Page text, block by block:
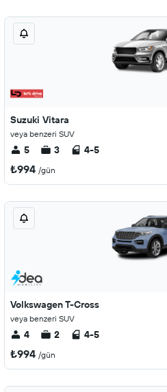
Suzuki Vitara
veya benzeri SUV
5 3 4-5
₺994 /gün
Volkswagen T-Cross
veya benzeri SUV
4 2 4-5
₺994 /gün